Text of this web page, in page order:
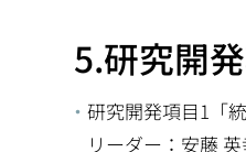
5.研究開
研究開発項目1「
リーダー：安藤 英